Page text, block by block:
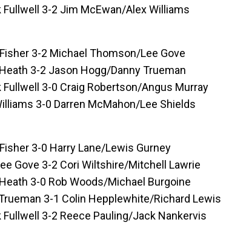
3-2 Jim McEwan/Alex Williams
3-2 Michael Thomson/Lee Gove
3-2 Jason Hogg/Danny Trueman
3-0 Craig Robertson/Angus Murray
3-0 Darren McMahon/Lee Shields
3-0 Harry Lane/Lewis Gurney
Gove 3-2 Cori Wiltshire/Mitchell Lawrie
3-0 Rob Woods/Michael Burgoine
3-1 Colin Hepplewhite/Richard Lewis
3-2 Reece Pauling/Jack Nankervis